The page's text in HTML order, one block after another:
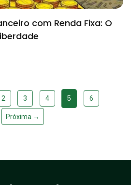
com Renda Fixa: O
2 3 4 5 6
Próxima →